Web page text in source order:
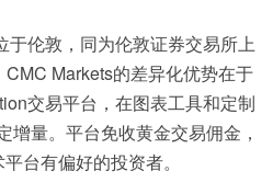
于伦敦，同为伦敦证券交易所上
Markets的差异化优势在于
交易平台，在图表工具和定制
增量。平台免收黄金交易佣金，
台有偏好的投资者。